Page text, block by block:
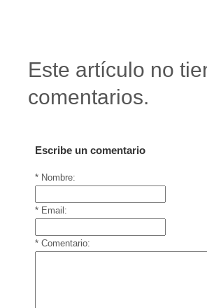
Este artículo no
comentarios.
Escribe un comentario
* Nombre:
* Email:
* Comentario: